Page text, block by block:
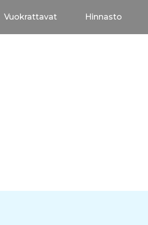
Vuokrattavat Hinnasto